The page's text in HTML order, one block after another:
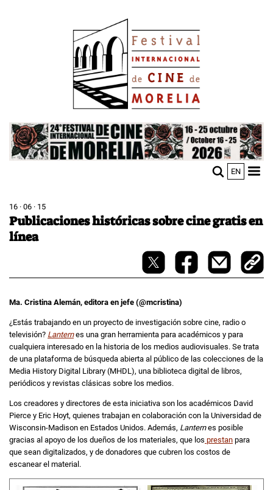
Image
EN
16 · 06 · 15
Publicaciones históricas sobre cine gratis en
línea
Ma. Cristina Alemán, editora en jefe (@mcristina)
¿Estás trabajando en un proyecto de investigación sobre cine, radio o
televisión? Lanternes una gran herramienta para académicos y para
cualquiera interesado en la historia de los medios audiovisuales. Se trata
de una plataforma de búsqueda abierta al público de las colecciones de la
Media History Digital Library (MHDL), una biblioteca digital de libros,
periódicos y revistas clásicas sobre los medios.
Los creadores y directores de esta iniciativa son los académicos David
Pierce y Eric Hoyt, quienes trabajan en colaboración con la Universidad de
Wisconsin-Madison en Estados Unidos. Además, Lanternes posible
gracias al apoyo de los dueños de los materiales, que los prestan para
que sean digitalizados, y de donadores que cubren los costos de
escanear el material.